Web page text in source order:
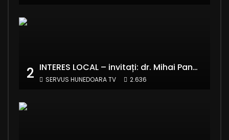
2 INTERES LOCAL – invitați: dr. Mihai Panaitescu – Manager Teatrul de Artă Deva și Alexandru Grecu
SERVUS HUNEDOARA TV 2.636